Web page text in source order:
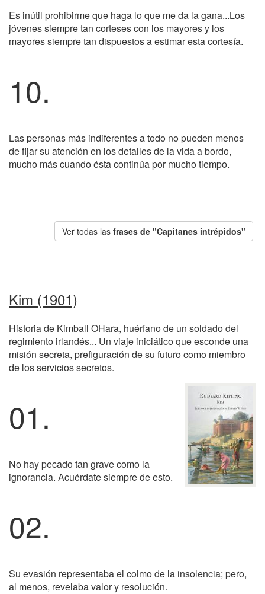
Es inútil prohibirme que haga lo que me da la gana...Los
jóvenes siempre tan corteses con los mayores y los
mayores siempre tan dispuestos a estimar esta cortesía.
10.
Las personas más indiferentes a todo no pueden menos
de fijar su atención en los detalles de la vida a bordo,
mucho más cuando ésta continúa por mucho tiempo.
Ver todas las frases de "Capitanes intrépidos"
Kim (1901)
Historia de Kimball OHara, huérfano de un soldado del
regimiento irlandés... Un viaje iniciático que esconde una
misión secreta, prefiguración de su futuro como miembro
de los servicios secretos.
01.
No hay pecado tan grave como la
ignorancia. Acuérdate siempre de esto.
02.
Su evasión representaba el colmo de la insolencia; pero,
al menos, revelaba valor y resolución.